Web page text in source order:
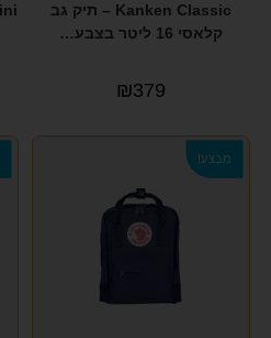
Kanken Classic – תיק גב
קלאסי 16 ליטר בצבע…
₪379
מבצע!